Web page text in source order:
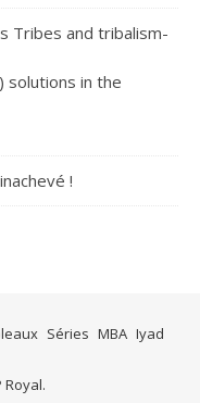
Tribes and tribalism-
solutions in the
!
Séries MBA Iyad
Royal.